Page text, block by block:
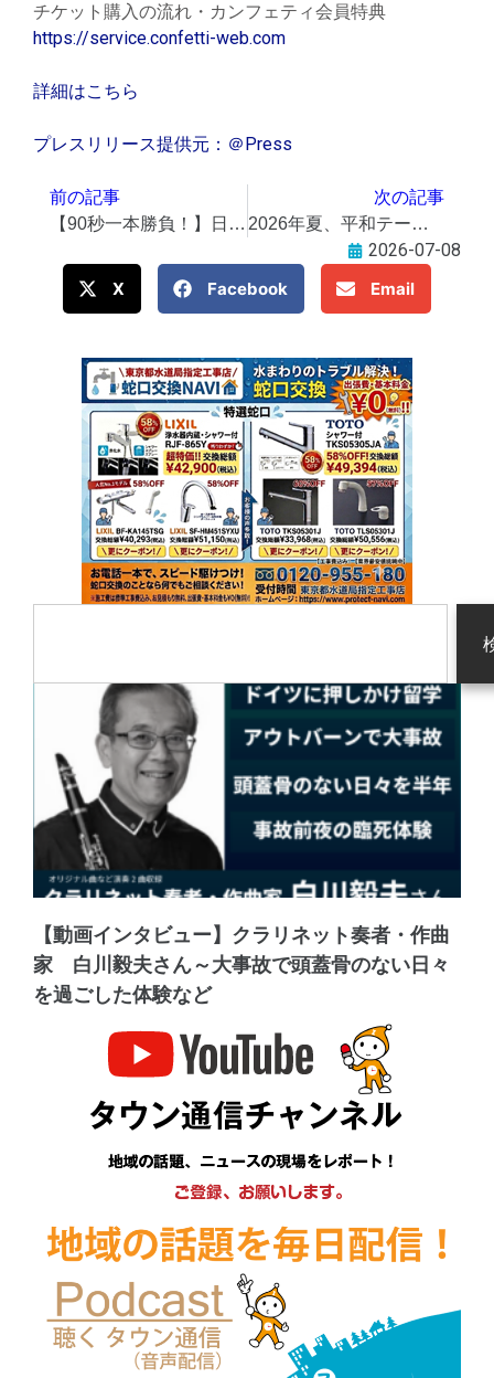
チケット購入の流れ・カンフェティ会員特典
https://service.confetti-web.com
詳細はこちら
プレスリリース提供元：＠Press
前の記事
【90秒一本勝負！】日本郵便の広報係が地域ニュースを読みました！〜郵便局の「涼み処」のご案内付きで
次の記事
2026年夏、平和テーマに各種イベント
2026-07-08
X
Facebook Email
【動画インタビュー】クラリネット奏者・作曲
家 白川毅夫さん～大事故で頭蓋骨のない日々
を過ごした体験など